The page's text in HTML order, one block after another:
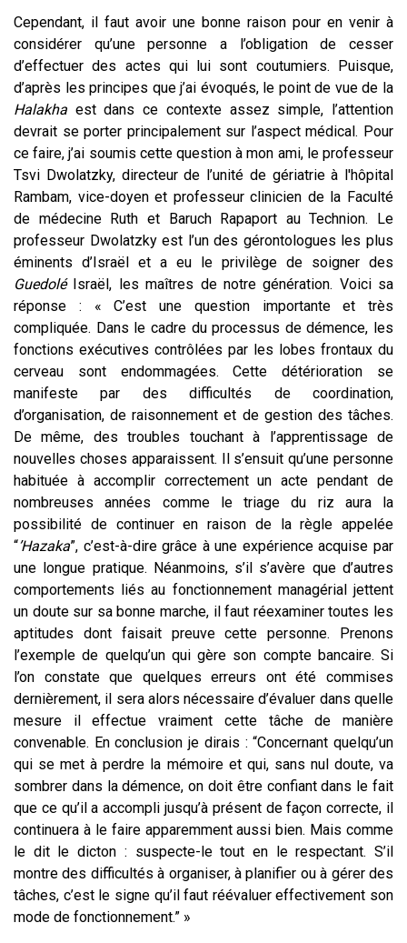
Cependant, il faut avoir une bonne raison pour en venir à
considérer qu’une personne a l’obligation de cesser
d’effectuer des actes qui lui sont coutumiers. Puisque,
d’après les principes que j’ai évoqués, le point de vue de la
Halakha est dans ce contexte assez simple, l’attention
devrait se porter principalement sur l’aspect médical. Pour
ce faire, j’ai soumis cette question à mon ami, le professeur
Tsvi Dwolatzky, directeur de l’unité de gériatrie à l'hôpital
Rambam, vice-doyen et professeur clinicien de la Faculté
de médecine Ruth et Baruch Rapaport au Technion. Le
professeur Dwolatzky est l’un des gérontologues les plus
éminents d’Israël et a eu le privilège de soigner des
GuedoléIsraël, les maîtres de notre génération. Voici sa
réponse : « C’est une question importante et très
compliquée. Dans le cadre du processus de démence, les
fonctions exécutives contrôlées par les lobes frontaux du
cerveau sont endommagées. Cette détérioration se
manifeste par des difficultés de coordination,
d’organisation, de raisonnement et de gestion des tâches.
De même, des troubles touchant à l’apprentissage de
nouvelles choses apparaissent. Il s’ensuit qu’une personne
habituée à accomplir correctement un acte pendant de
nombreuses années comme le triage du riz aura la
possibilité de continuer en raison de la règle appelée
“’Hazaka”, c’est-à-dire grâce à une expérience acquise par
une longue pratique. Néanmoins, s’il s’avère que d’autres
comportements liés au fonctionnement managérial jettent
un doute sur sa bonne marche, il faut réexaminer toutes les
aptitudes dont faisait preuve cette personne. Prenons
l’exemple de quelqu’un qui gère son compte bancaire. Si
l’on constate que quelques erreurs ont été commises
dernièrement, il sera alors nécessaire d’évaluer dans quelle
mesure il effectue vraiment cette tâche de manière
convenable. En conclusion je dirais : “Concernant quelqu’un
qui se met à perdre la mémoire et qui, sans nul doute, va
sombrer dans la démence, on doit être confiant dans le fait
que ce qu’il a accompli jusqu’à présent de façon correcte, il
continuera à le faire apparemment aussi bien. Mais comme
le dit le dicton : suspecte-le tout en le respectant. S’il
montre des difficultés à organiser, à planifier ou à gérer des
tâches, c’est le signe qu’il faut réévaluer effectivement son
mode de fonctionnement.” »